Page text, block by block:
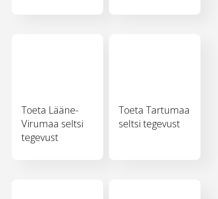
Toeta Lääne-
Virumaa seltsi
tegevust
Toeta Tartumaa
seltsi tegevust